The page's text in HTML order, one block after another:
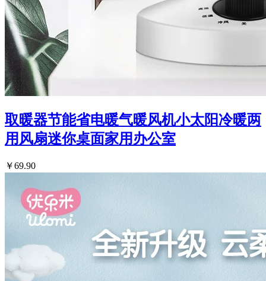
取暖器节能省电暖气暖风机小太阳冷暖两
用风扇迷你桌面家用办公室
￥69.90